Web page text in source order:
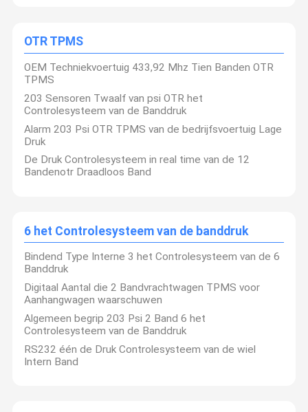
OTR TPMS
OEM Techniekvoertuig 433,92 Mhz Tien Banden OTR
TPMS
203 Sensoren Twaalf van psi OTR het
Controlesysteem van de Banddruk
Alarm 203 Psi OTR TPMS van de bedrijfsvoertuig Lage
Druk
De Druk Controlesysteem in real time van de 12
Bandenotr Draadloos Band
6 het Controlesysteem van de banddruk
Bindend Type Interne 3 het Controlesysteem van de 6
Banddruk
Digitaal Aantal die 2 Bandvrachtwagen TPMS voor
Aanhangwagen waarschuwen
Algemeen begrip 203 Psi 2 Band 6 het
Controlesysteem van de Banddruk
RS232 één de Druk Controlesysteem van de wiel
Intern Band